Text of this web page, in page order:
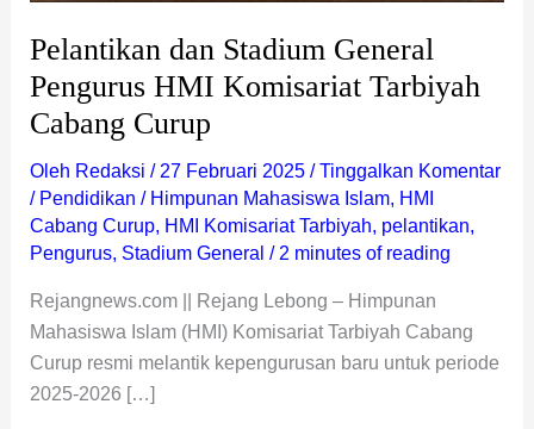
Pelantikan dan Stadium General
Pengurus HMI Komisariat Tarbiyah
Cabang Curup
Oleh Redaksi / 27 Februari 2025 /Tinggalkan Komentar
/ Pendidikan / Himpunan Mahasiswa Islam, HMI
Cabang Curup, HMI Komisariat Tarbiyah, pelantikan,
Pengurus, Stadium General / 2 minutes of reading
Rejangnews.com || Rejang Lebong – Himpunan
Mahasiswa Islam (HMI) Komisariat Tarbiyah Cabang
Curup resmi melantik kepengurusan baru untuk periode
2025-2026 […]